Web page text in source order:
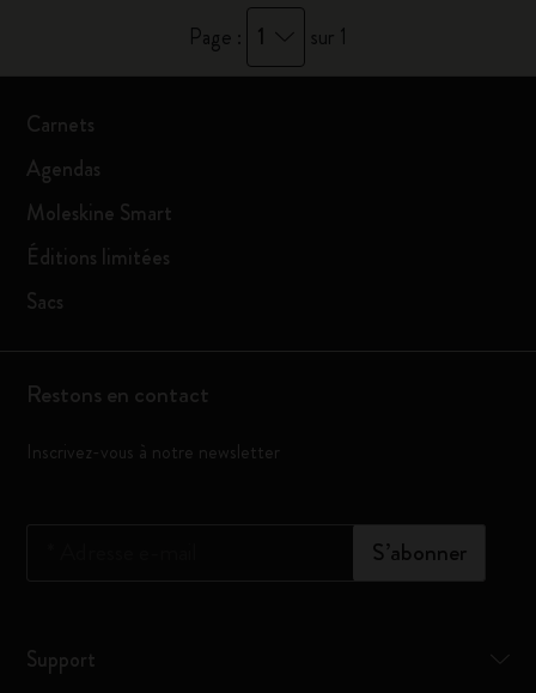
Page : 1 sur 1
Carnets
Agendas
Moleskine Smart
Éditions limitées
Sacs
Restons en contact
Inscrivez-vous à notre newsletter
S’abonner
Support